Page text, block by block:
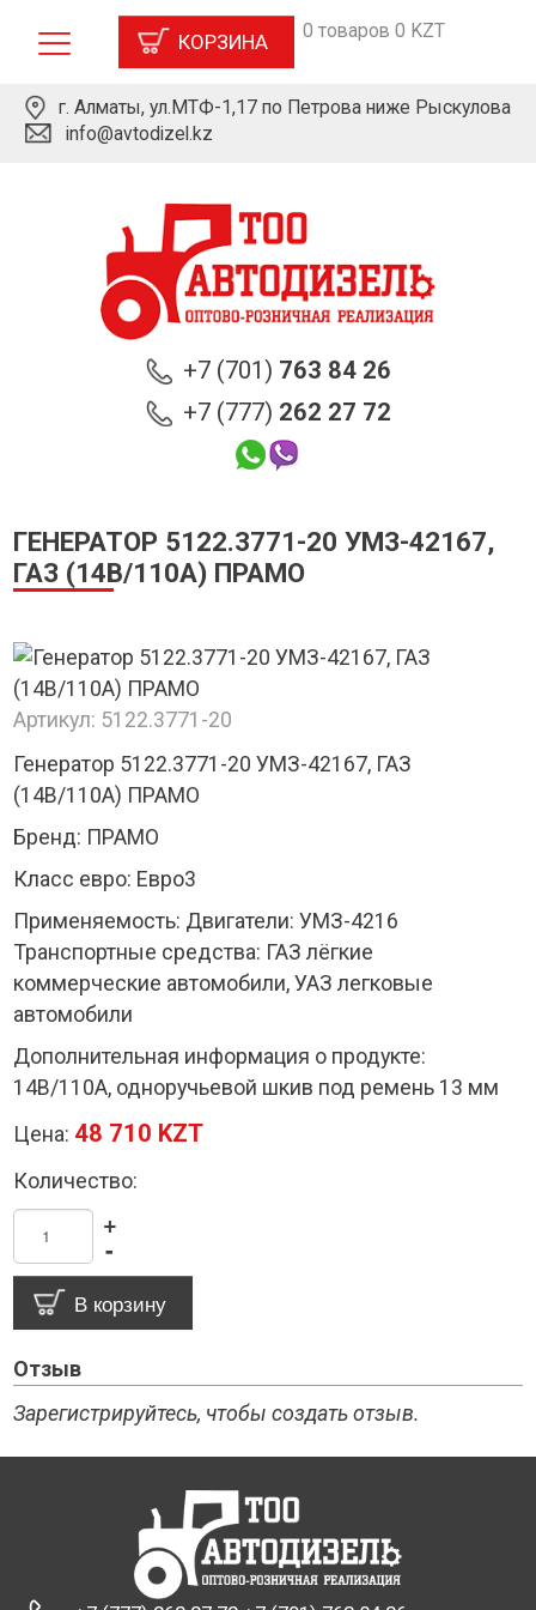
КОРЗИНА 0 товаров 0 KZT
г. Алматы, ул.МТФ-1,17 по Петрова ниже Рыскулова
info@avtodizel.kz
+7 (701) 763 84 26
+7 (777) 262 27 72
ГЕНЕРАТОР 5122.3771-20 УМЗ-42167,
ГАЗ (14В/110А) ПРАМО
Артикул: 5122.3771-20
Генератор 5122.3771-20 УМЗ-42167, ГАЗ
(14В/110А) ПРАМО
Бренд: ПРАМО
Класс евро: Евро3
Применяемость: Двигатели: УМЗ-4216
Транспортные средства: ГАЗ лёгкие
коммерческие автомобили, УАЗ легковые
автомобили
Дополнительная информация о продукте:
14В/110А, одноручьевой шкив под ремень 13 мм
Цена: 48 710 KZT
Количество:
-
+
Отзыв
Зарегистрируйтесь, чтобы создать отзыв.